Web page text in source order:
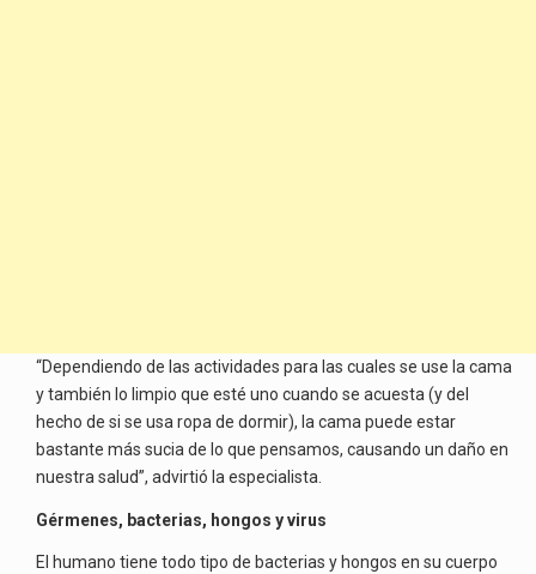
“Dependiendo de las actividades para las cuales se use la cama
y también lo limpio que esté uno cuando se acuesta (y del
hecho de si se usa ropa de dormir), la cama puede estar
bastante más sucia de lo que pensamos, causando un daño en
nuestra salud”, advirtió la especialista.
Gérmenes, bacterias, hongos y virus
El humano tiene todo tipo de bacterias y hongos en su cuerpo